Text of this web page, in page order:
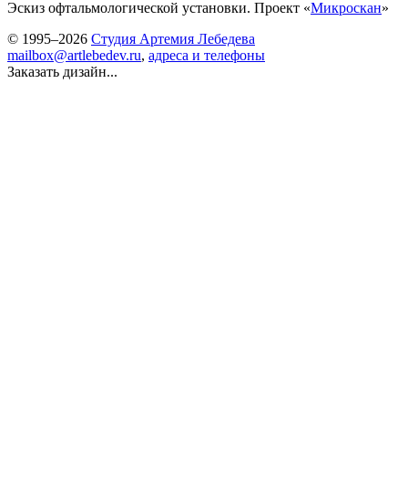
Эскиз офтальмологической установки. Проект «Микроскан»
© 1995–2026 Студия Артемия Лебедева
mailbox@artlebedev.ru, адреса и телефоны
Заказать дизайн...